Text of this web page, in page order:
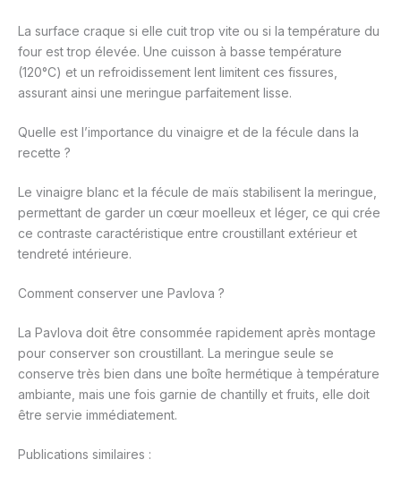
La surface craque si elle cuit trop vite ou si la température du
four est trop élevée. Une cuisson à basse température
(120°C) et un refroidissement lent limitent ces fissures,
assurant ainsi une meringue parfaitement lisse.
Quelle est l’importance du vinaigre et de la fécule dans la
recette ?
Le vinaigre blanc et la fécule de maïs stabilisent la meringue,
permettant de garder un cœur moelleux et léger, ce qui crée
ce contraste caractéristique entre croustillant extérieur et
tendreté intérieure.
Comment conserver une Pavlova ?
La Pavlova doit être consommée rapidement après montage
pour conserver son croustillant. La meringue seule se
conserve très bien dans une boîte hermétique à température
ambiante, mais une fois garnie de chantilly et fruits, elle doit
être servie immédiatement.
Publications similaires :